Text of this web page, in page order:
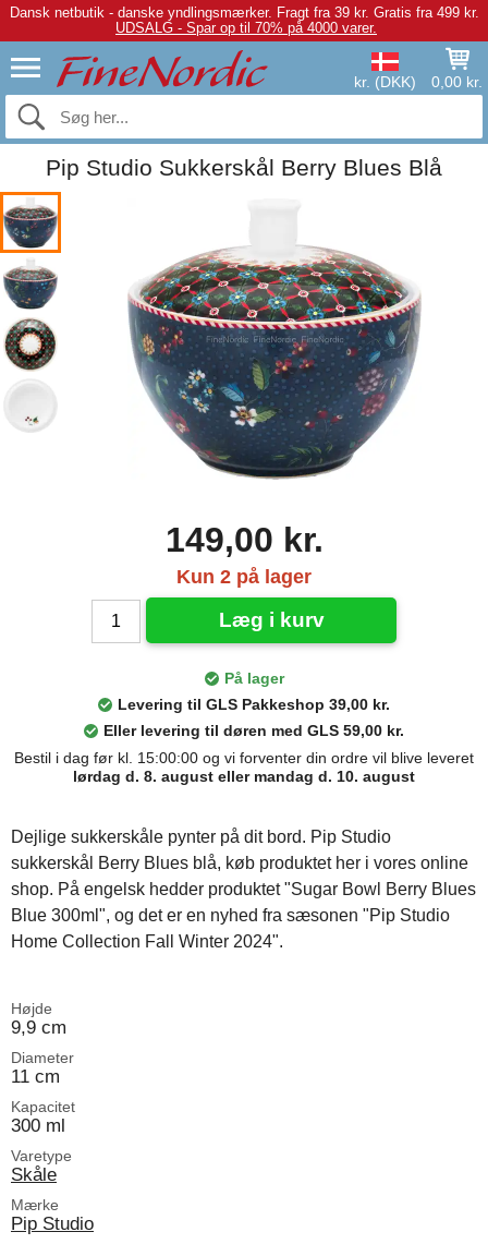
Dansk netbutik - danske yndlingsmærker. Fragt fra 39 kr. Gratis fra 499 kr.
UDSALG - Spar op til 70% på 4000 varer.
kr. (DKK) 0,00 kr.
Pip Studio Sukkerskål Berry Blues Blå
149,00 kr.
Kun 2 på lager
Læg i kurv
På lager
Levering til GLS Pakkeshop 39,00 kr.
Eller levering til døren med GLS 59,00 kr.
Bestil i dag før kl. 15:00:00 og vi forventer din ordre vil blive leveret
lørdag d. 8. august eller mandag d. 10. august
Dejlige sukkerskåle pynter på dit bord. Pip Studio
sukkerskål Berry Blues blå, køb produktet her i vores online
shop. På engelsk hedder produktet "Sugar Bowl Berry Blues
Blue 300ml", og det er en nyhed fra sæsonen "Pip Studio
Home Collection Fall Winter 2024".
Højde
9,9 cm
Diameter
11 cm
Kapacitet
300 ml
Varetype
Skåle
Mærke
Pip Studio